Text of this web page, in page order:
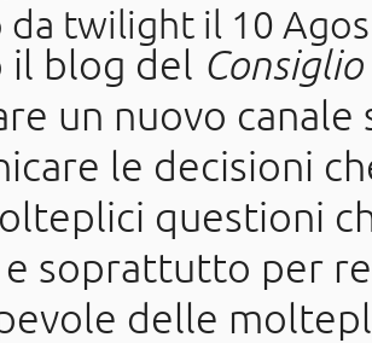
da twilight il 10
il blog del
un nuovo
le decisioni
questioni
e soprattutto per
delle